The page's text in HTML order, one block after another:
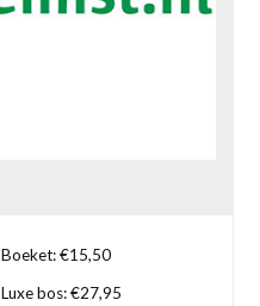
Boeket: €15,50
Luxe bos: €27,95